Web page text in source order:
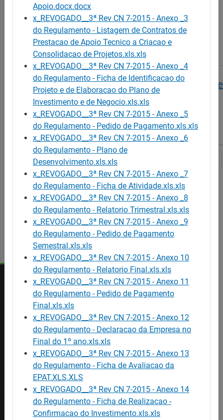
Programa de Estímulo à Oferta de Emprego -
Formulário de Candidatura
PUB/TEMP/144/2015/SC
Programa de Estímulo à Oferta de Emprego -
actividade elegíveis e parcialmente elegíveis na
modalidade ILE (CAE)
PUB/TEMP/151/2015/SC
1
Apoio.docx.docx
x_REVOGADO__3ª Rev CN 7-2015 - Anexo _3
do Regulamento - Listagem de Contratos de
Prestacao de Apoio Tecnico a Criacao e
Consolidacao de Projetos.xls.xls
x_REVOGADO__3ª Rev CN 7-2015 - Anexo _4
do Regulamento - Ficha de Identificacao do
Projeto e de Elaboracao do Plano de
Investimento e de Negocio.xls.xls
x_REVOGADO__3ª Rev CN 7-2015 - Anexo _5
do Regulamento - Pedido de Pagamento.xls.xls
x_REVOGADO__3ª Rev CN 7-2015 - Anexo _6
do Regulamento - Plano de
Desenvolvimento.xls.xls
x_REVOGADO__3ª Rev CN 7-2015 - Anexo _7
do Regulamento - Ficha de Atividade.xls.xls
x_REVOGADO__3ª Rev CN 7-2015 - Anexo _8
do Regulamento - Relatorio Trimestral.xls.xls
x_REVOGADO__3ª Rev CN 7-2015 - Anexo _9
do Regulamento - Pedido de Pagamento
Semestral.xls.xls
x_REVOGADO__3ª Rev CN 7-2015 - Anexo 10
do Regulamento - Relatorio Final.xls.xls
x_REVOGADO__3ª Rev CN 7-2015 - Anexo 11
do Regulamento - Pedido de Pagamento
Final.xls.xls
x_REVOGADO__3ª Rev CN 7-2015 - Anexo 12
do Regulamento - Declaracao da Empresa no
Final do 1º ano.xls.xls
x_REVOGADO__3ª Rev CN 7-2015 - Anexo 13
do Regulamento - Ficha de Avaliacao da
EPAT.XLS.XLS
x_REVOGADO__3ª Rev CN 7-2015 - Anexo 14
do Regulamento - Ficha de Realizacao -
Confirmacao do Investimento.xls.xls
OFERTAS
Ofertas de emprego
Ofertas de formação
Procurar trabalhadores
Mapa do site
Acessibilidade
Perguntas Frequentes / Glossário